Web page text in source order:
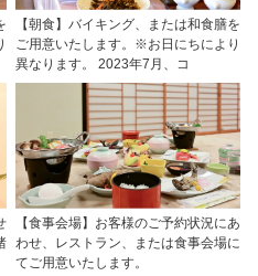
【朝食】バイキング、または和食膳を
ご用意いたします。※お日にちにより
異なります。 2023年7月、コ
【食事会場】お客様のご予約状況にあ
わせ、レストラン、または食事会場に
てご用意いたします。